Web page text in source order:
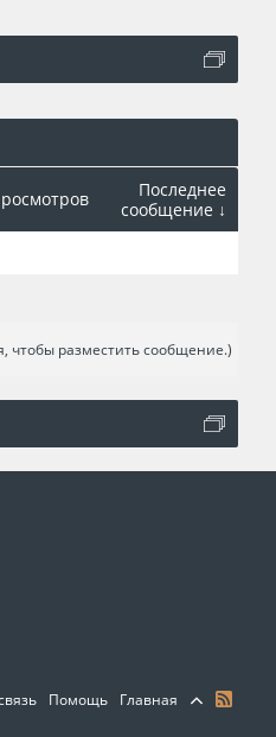
Последнее
сообщение ↓
чтобы разместить сообщение.)
Помощь Главная